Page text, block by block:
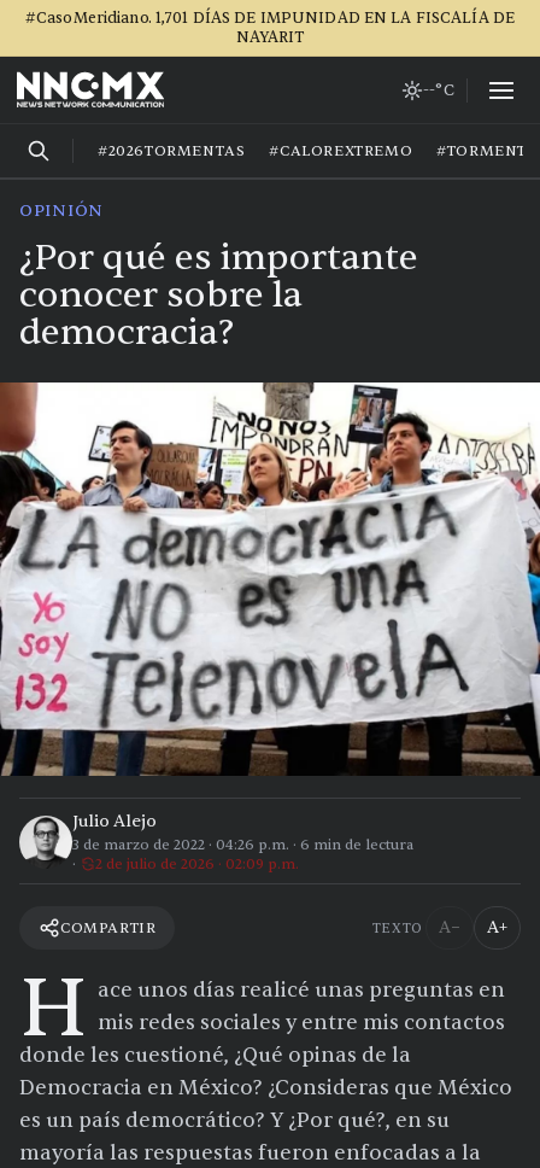
#CasoMeridiano. 1,701 DÍAS DE IMPUNIDAD EN LA FISCALÍA DE
NAYARIT
--°C
#2026TORMENTAS #CALOREXTREMO
OPINIÓN
¿Por qué es importante
conocer sobre la
democracia?
Julio Alejo
3 de marzo de 2022 · 04:26 p.m. · 6 min de lectura
2 de julio de 2026 · 02:09 p.m.
COMPARTIR TEXTO A− A+
H
ace unos días realicé unas preguntas en
mis redes sociales y entre mis contactos
donde les cuestioné, ¿Qué opinas de la
Democracia en México? ¿Consideras que México
es un país democrático? Y ¿Por qué?, en su
mayoría las respuestas fueron enfocadas a la